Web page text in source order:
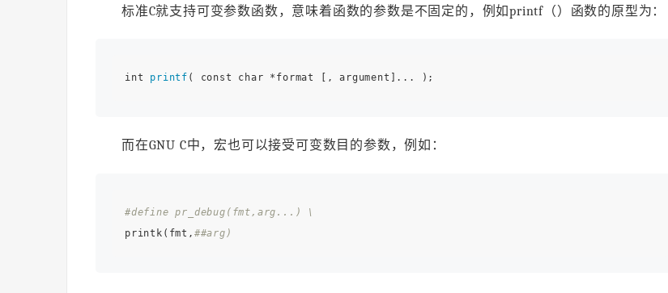
标准C就支持可变参数函数，意味着函数的参数是不固定的，例如printf（）函数的原型为：
int printf
而在GNU C中，宏也可以接受可变数目的参数，例如：
#define pr_debug(fmt,arg...) \
printk(fmt, ##arg)